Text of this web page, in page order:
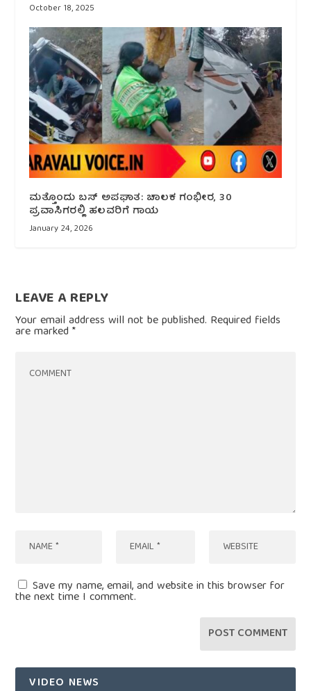
October 18, 2025
ಮತ್ತೊಂದು ಬಸ್‌ ಅಪಘಾತ: ಚಾಲಕ ಗಂಭೀರ, 30
ಪ್ರವಾಸಿಗರಲ್ಲಿ ಹಲವರಿಗೆ ಗಾಯ
January 24, 2026
LEAVE A REPLY
Your email address will not be published. Required fields
are marked*
Save my name, email, and website in this browser for
the next time I comment.
VIDEO NEWS